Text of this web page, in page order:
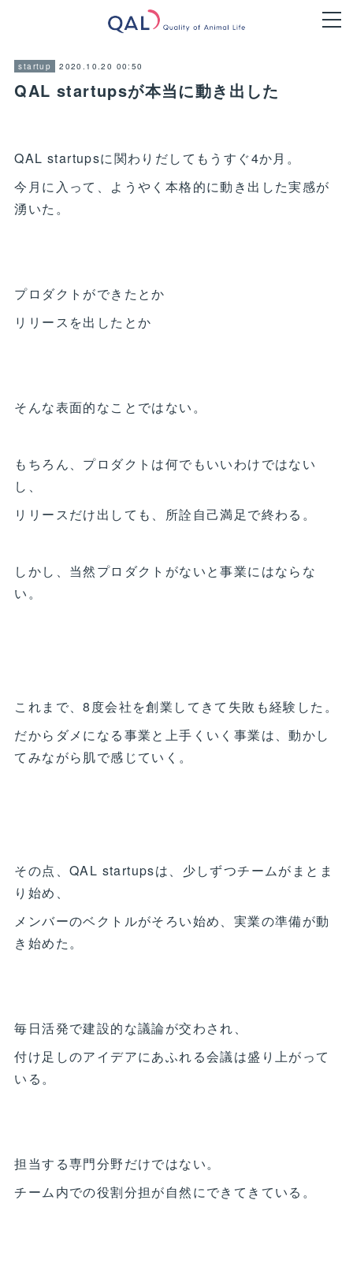
startup 2020.10.20 00:50
QAL startupsが本当に動き出した
QAL startupsに関わりだしてもうすぐ4か月。
今月に入って、ようやく本格的に動き出した実感が
湧いた。
プロダクトができたとか
リリースを出したとか
そんな表面的なことではない。
もちろん、プロダクトは何でもいいわけではない
し、
リリースだけ出しても、所詮自己満足で終わる。
しかし、当然プロダクトがないと事業にはならな
い。
これまで、8度会社を創業してきて失敗も経験した。
だからダメになる事業と上手くいく事業は、動かし
てみながら肌で感じていく。
その点、QAL startupsは、少しずつチームがまとま
り始め、
メンバーのベクトルがそろい始め、実業の準備が動
き始めた。
毎日活発で建設的な議論が交わされ、
付け足しのアイデアにあふれる会議は盛り上がって
いる。
担当する専門分野だけではない。
チーム内での役割分担が自然にできてきている。